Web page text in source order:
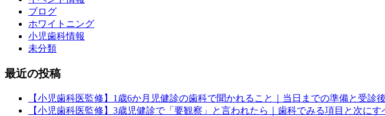
ブログ
ホワイトニング
小児歯科情報
未分類
最近の投稿
【小児歯科医監修】1歳6か月児健診の歯科で聞かれること｜当日までの準備と受
【小児歯科医監修】3歳児健診で「要観察」と言われたら｜歯科でみる項目と次に